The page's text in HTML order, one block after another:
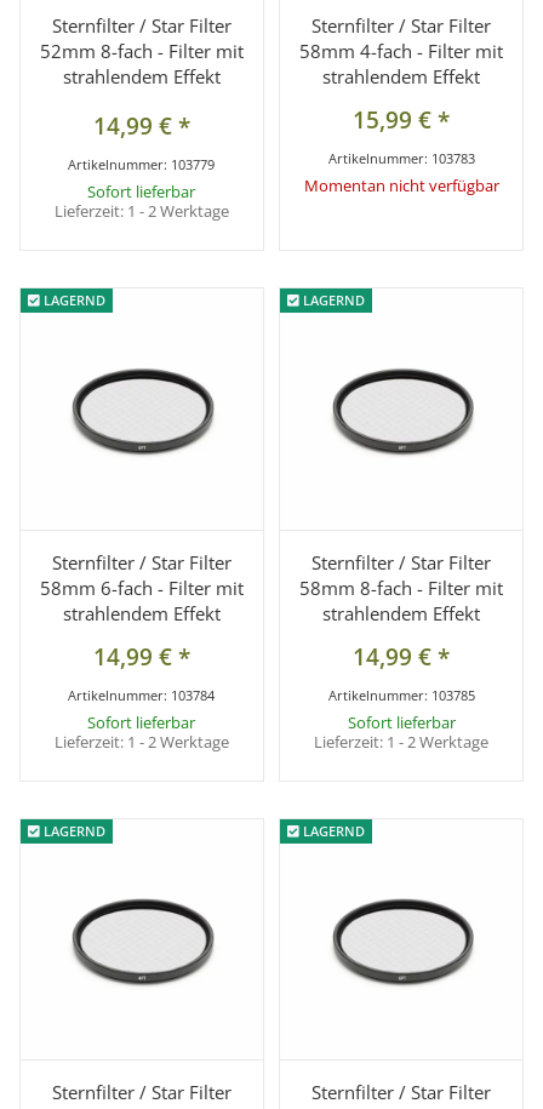
Sternfilter / Star Filter
52mm 8-fach - Filter mit
strahlendem Effekt
14,99 €*
Artikelnummer: 103779
Sofort lieferbar
Lieferzeit: 1 - 2 Werktage
Sternfilter / Star Filter
58mm 4-fach - Filter mit
strahlendem Effekt
15,99 €*
Artikelnummer: 103783
Momentan nicht verfügbar
LAGERND
LAGERND
Sternfilter / Star Filter
58mm 6-fach - Filter mit
strahlendem Effekt
14,99 €*
Artikelnummer: 103784
Sofort lieferbar
Lieferzeit: 1 - 2 Werktage
LAGERND
LAGERND
Sternfilter / Star Filter
58mm 8-fach - Filter mit
strahlendem Effekt
14,99 €*
Artikelnummer: 103785
Sofort lieferbar
Lieferzeit: 1 - 2 Werktage
LAGERND
LAGERND
Sternfilter / Star Filter
LAGERND
LAGERND
Sternfilter / Star Filter